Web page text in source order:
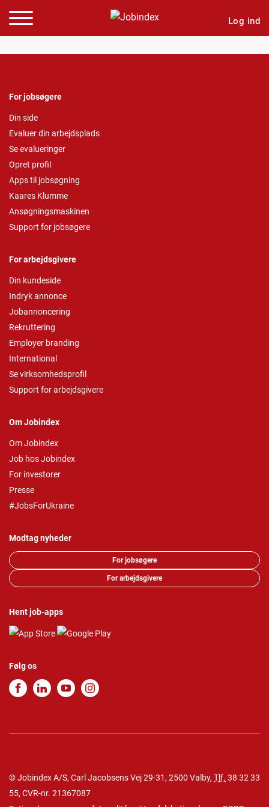
Log ind
For jobsøgere
Din side
Evaluer din arbejdsplads
Se evalueringer
Opret profil
Apps til jobsøgning
Kaares Klumme
Ansøgningsmaskinen
Support for jobsøgere
For arbejdsgivere
Din kundeside
Indryk annonce
Jobannoncering
Rekruttering
Employer branding
International
Se virksomhedsprofil
Support for arbejdsgivere
Om Jobindex
Om Jobindex
Job hos Jobindex
For investorer
Presse
#JobsForUkraine
Modtag nyheder
For jobsøgere
For arbejdsgivere
Hent job-apps
Følg os
© Jobindex A/S, Carl Jacobsens Vej 29-31, 2500 Valby, Tlf. 38 32 33
55, CVR-nr. 21367087